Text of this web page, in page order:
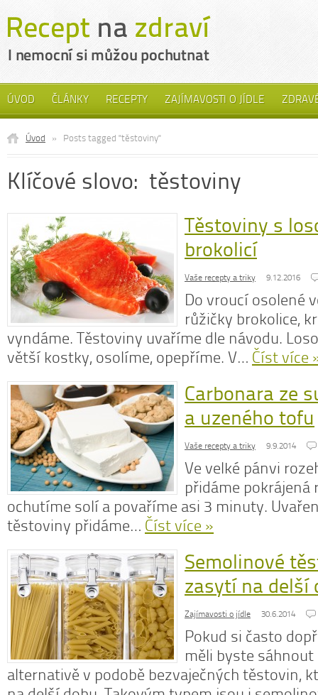
ÚVOD ČLÁNKY RECEPTY ZAJÍMAVOSTI O JÍDLE
Úvod » Posts tagged "těstoviny"
Klíčové slovo: těstoviny
Těstoviny s
brokolicí
Vaše recepty a triky 9.12.2016
Do vroucí osolené
růžičky brokolice,
vyndáme. Těstoviny uvaříme dle návodu.
větší kostky, osolíme, opepříme. V… Číst více
Carbonara ze
a uzeného tofu
Vaše recepty a triky 9.9.2014
Ve velké pánvi
přidáme pokrájená
ochutíme solí a povaříme asi 3 minuty.
těstoviny přidáme… Číst více »
Semolinové
zasytí na delší
Zajímavosti o jídle 30.6.2014
Pokud si často
měli byste
alternativě v podobě bezvaječných těstovin,